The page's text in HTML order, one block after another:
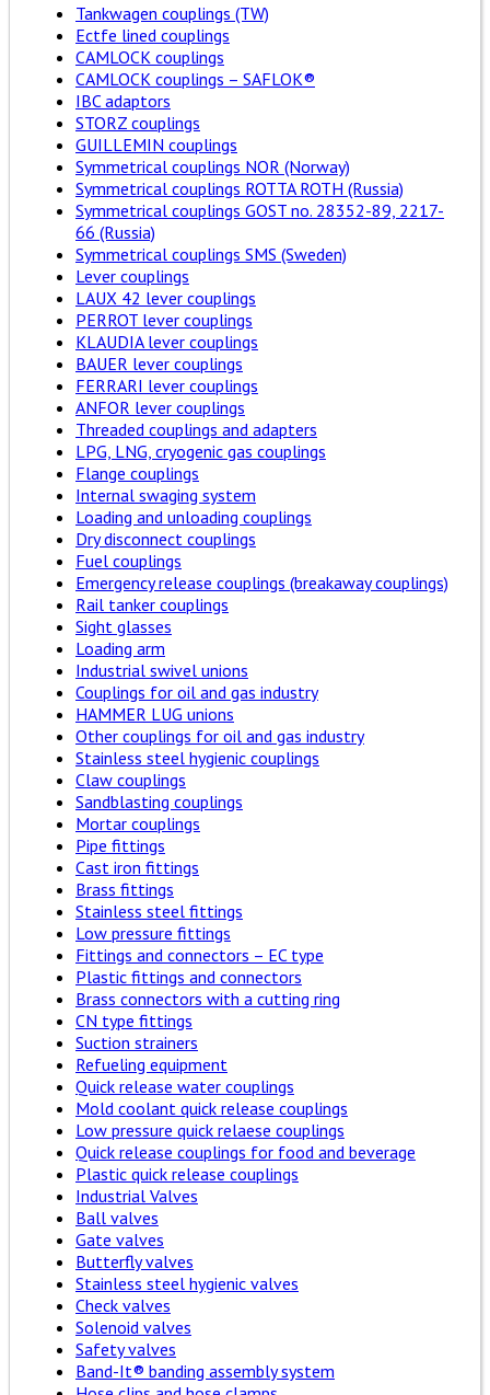
Tankwagen couplings (TW)
Ectfe lined couplings
CAMLOCK couplings
CAMLOCK couplings – SAFLOK®
IBC adaptors
STORZ couplings
GUILLEMIN couplings
Symmetrical couplings NOR (Norway)
Symmetrical couplings ROTTA ROTH (Russia)
Symmetrical couplings GOST no. 28352-89, 2217-
66 (Russia)
Symmetrical couplings SMS (Sweden)
Lever couplings
LAUX 42 lever couplings
PERROT lever couplings
KLAUDIA lever couplings
BAUER lever couplings
FERRARI lever couplings
ANFOR lever couplings
Threaded couplings and adapters
LPG, LNG, cryogenic gas couplings
Flange couplings
Internal swaging system
Loading and unloading couplings
Dry disconnect couplings
Fuel couplings
Emergency release couplings (breakaway couplings)
Rail tanker couplings
Sight glasses
Loading arm
Industrial swivel unions
Couplings for oil and gas industry
HAMMER LUG unions
Other couplings for oil and gas industry
Stainless steel hygienic couplings
Claw couplings
Sandblasting couplings
Mortar couplings
Pipe fittings
Cast iron fittings
Brass fittings
Stainless steel fittings
Low pressure fittings
Fittings and connectors – EC type
Plastic fittings and connectors
Brass connectors with a cutting ring
CN type fittings
Suction strainers
Refueling equipment
Quick release water couplings
Mold coolant quick release couplings
Low pressure quick relaese couplings
Quick release couplings for food and beverage
Plastic quick release couplings
Industrial Valves
Ball valves
Gate valves
Butterfly valves
Stainless steel hygienic valves
Check valves
Solenoid valves
Safety valves
Band-It® banding assembly system